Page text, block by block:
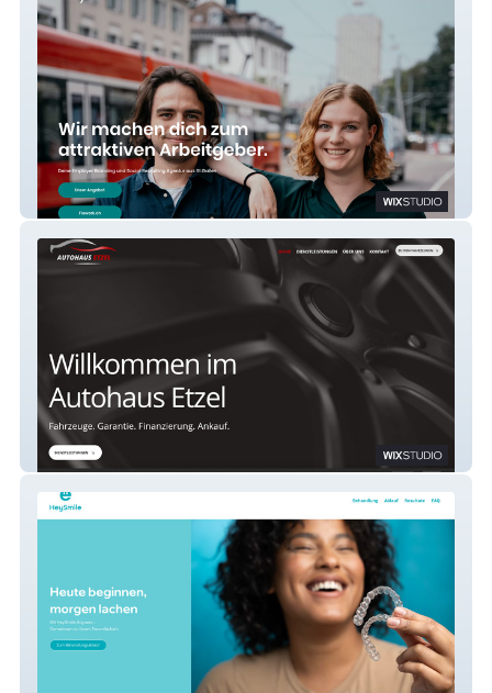
Heyweb GmbH
Autohaus Etzel